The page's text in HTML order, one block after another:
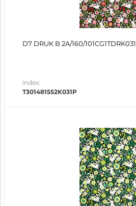
D7 DRUK B 2A/160/101CG1TDRK031
index:
T301481552K031P